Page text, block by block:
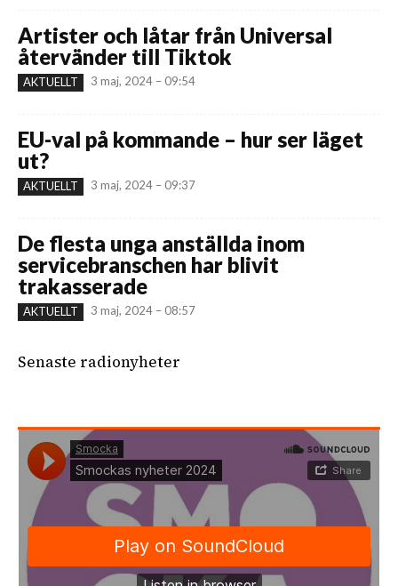
Artister och låtar från Universal
återvänder till Tiktok
AKTUELLT 3 maj, 2024 – 09:54
EU-val på kommande – hur ser läget
ut?
AKTUELLT 3 maj, 2024 – 09:37
De flesta unga anställda inom
servicebranschen har blivit
trakasserade
AKTUELLT 3 maj, 2024 – 08:57
Senaste radionyheter